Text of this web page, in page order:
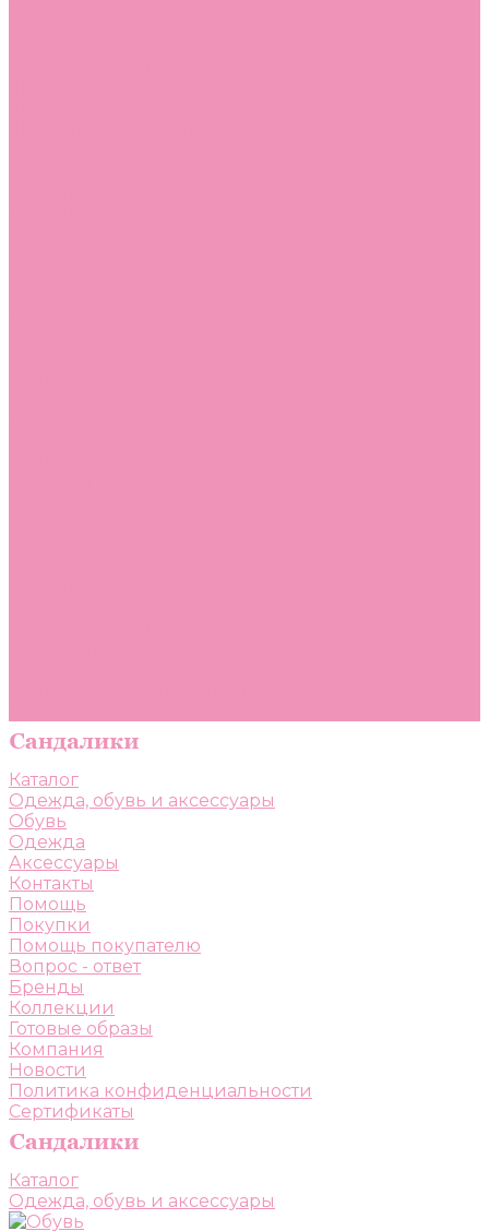
Каталог
Одежда, обувь и аксессуары
Обувь
Одежда
Аксессуары
Контакты
Помощь
Покупки
Помощь покупателю
Вопрос - ответ
Бренды
Коллекции
Готовые образы
Компания
Новости
Политика конфиденциальности
Сертификаты
Каталог
Одежда, обувь и аксессуары